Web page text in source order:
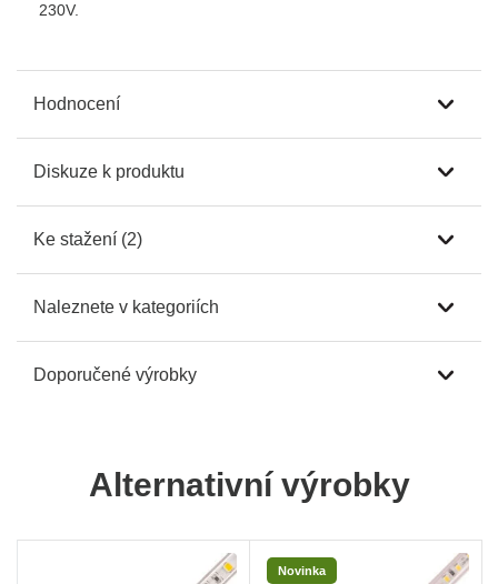
230V.
Hodnocení
Diskuze k produktu
Ke stažení (2)
Naleznete v kategoriích
Doporučené výrobky
Alternativní výrobky
Novinka